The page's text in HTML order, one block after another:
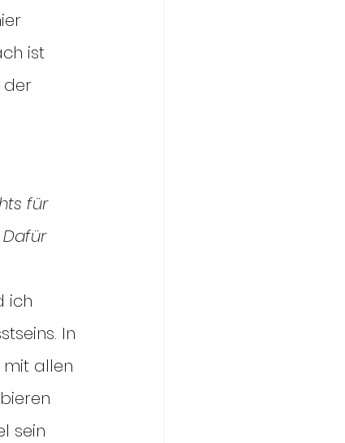
ist
der
für
Dafür
ich
In
mit allen
sein